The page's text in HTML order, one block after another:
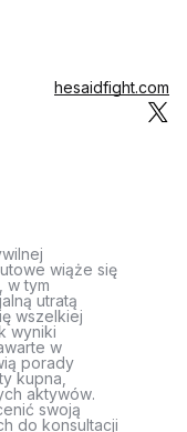
hesaidfight.com
wiąże się
w tym
utratą
wszelkiej
wyniki
w
porady
kupna,
aktywów.
swoją
do konsultacji